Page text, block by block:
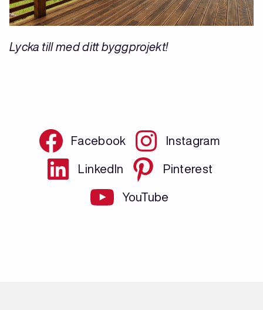
Lycka till med ditt byggprojekt!
Facebook Instagram
LinkedIn Pinterest
YouTube